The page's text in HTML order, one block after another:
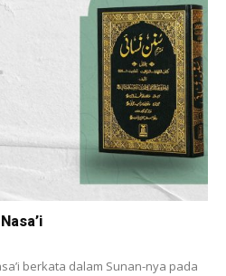
berkata dalam Sunan-nya pada